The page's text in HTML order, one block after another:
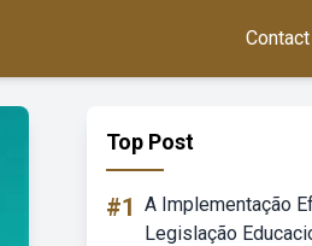
Contact
Top Post
#1 A Implementação
Legislação